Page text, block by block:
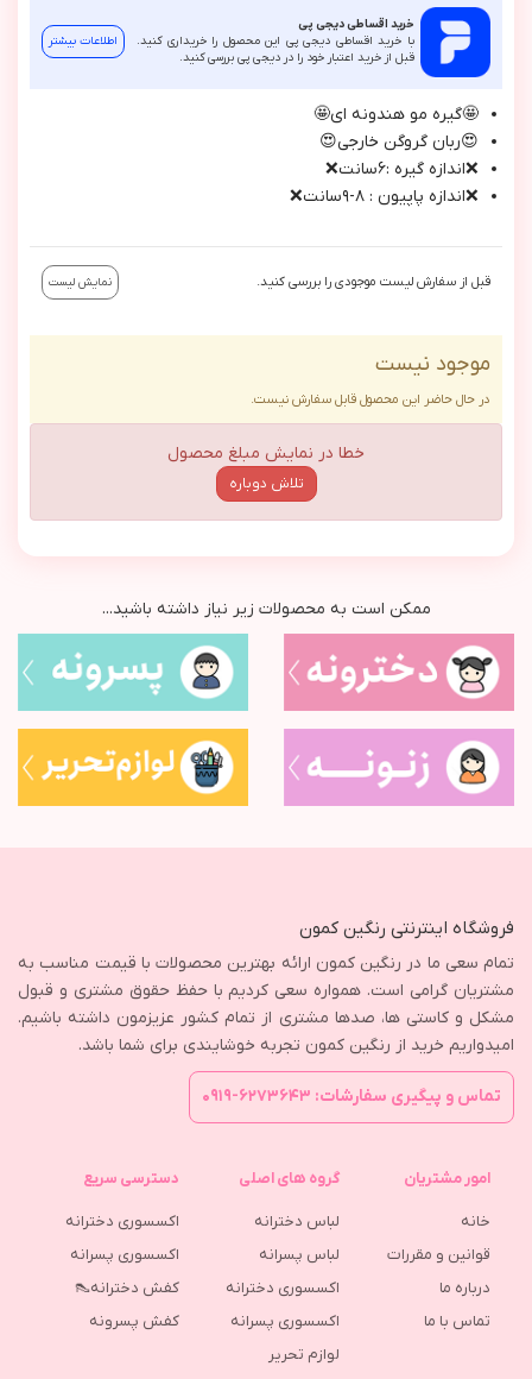
خرید اقساطی دیجی پی
با خرید اقساطی دیجی پی این محصول را خریداری کنید.
قبل از خرید اعتبار خود را در دیجی پی بررسی کنید.
اطلاعات بیشتر
🤩گيره مو هندونه اي🤩
😍ربان گروگن خارجي😍
❌اندازه گيره :٦سانت❌
❌اندازه پاپيون : ٨-٩سانت❌
قبل از سفارش لیست موجودی را بررسی کنید. نمایش لیست
موجود نیست
در حال حاضر این محصول قابل سفارش نیست.
خطا در نمایش مبلغ محصول
تلاش دوباره
ممکن است به محصولات زیر نیاز داشته باشید...
فروشگاه اینترنتی رنگین کمون
تمام سعی ما در رنگین کمون ارائه بهترین محصولات با قیمت مناسب به
مشتریان گرامی است. همواره سعی کردیم با حفظ حقوق مشتری و قبول
مشکل و کاستی ها، صدها مشتری از تمام کشور عزیزمون داشته باشیم.
امیدواریم خرید از رنگین کمون تجربه خوشایندی برای شما باشد.
تماس و پیگیری سفارشات: ۶۲۷۳۶۴۳-۰۹۱۹
امور مشتریان
خانه
قوانین و مقررات
درباره ما
تماس با ما
گروه های اصلی
لباس دخترانه
لباس پسرانه
اکسسوری دخترانه
اکسسوری پسرانه
لوازم تحریر
دسترسی سریع
اکسسوری دخترانه
اکسسوری پسرانه
کفش دخترانه👠
كفش پسرونه